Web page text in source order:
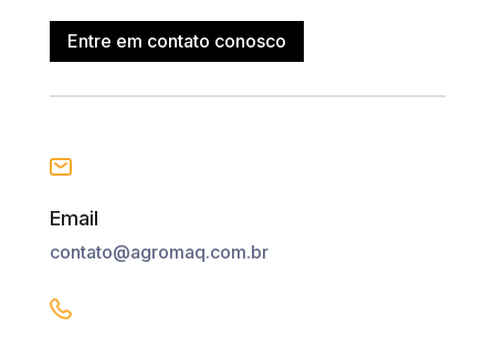
Entre em contato conosco
Email
contato@agromaq.com.br